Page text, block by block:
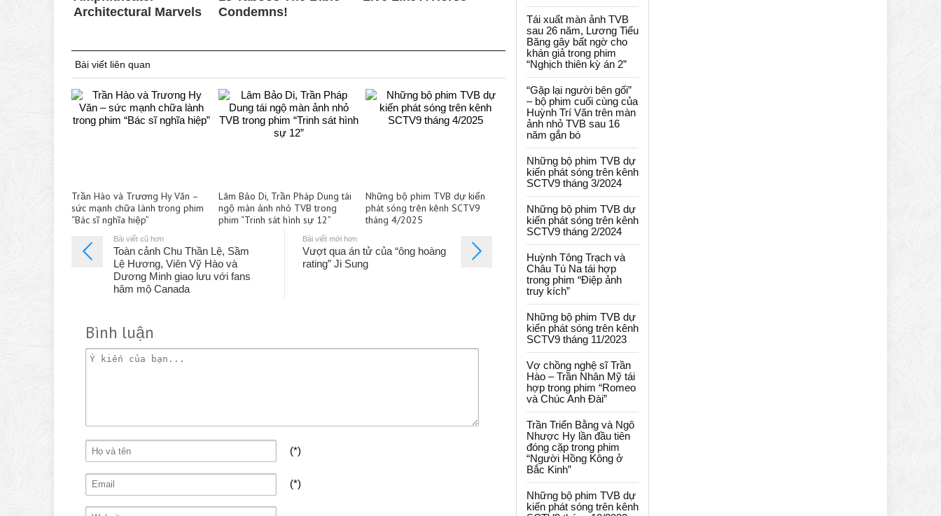
Bài viết liên quan
Trần Hào và Trương Hy Văn –
sức mạnh chữa lành trong phim
“Bác sĩ nghĩa hiệp”
Lâm Bảo Di, Trần Pháp Dung tái
ngộ màn ảnh nhỏ TVB trong
phim “Trinh sát hình sự 12”
Những bộ phim TVB dự kiến
phát sóng trên kênh SCTV9
tháng 4/2025
Bài viết cũ hơn
Toàn cảnh Chu Thần Lệ, Sầm
Lệ Hương, Viên Vỹ Hào và
Dương Minh giao lưu với fans
hâm mộ Canada
Bài viết mới hơn
Vượt qua án tử của “ông hoàng
rating” Ji Sung
Bình luận
(*)
(*)
Tái xuất màn ảnh TVB
sau 26 năm, Lương Tiểu
Băng gây bất ngờ cho
khán giả trong phim
“Nghịch thiên kỳ án 2”
“Gặp lại người bên gối”
– bộ phim cuối cùng của
Huỳnh Trí Văn trên màn
ảnh nhỏ TVB sau 16
năm gắn bó
Những bộ phim TVB dự
kiến phát sóng trên kênh
SCTV9 tháng 3/2024
Những bộ phim TVB dự
kiến phát sóng trên kênh
SCTV9 tháng 2/2024
Huỳnh Tông Trạch và
Châu Tú Na tái hợp
trong phim “Điệp ảnh
truy kích”
Những bộ phim TVB dự
kiến phát sóng trên kênh
SCTV9 tháng 11/2023
Vợ chồng nghệ sĩ Trần
Hào – Trần Nhân Mỹ tái
hợp trong phim “Romeo
và Chúc Anh Đài”
Trần Triển Bằng và Ngô
Nhược Hy lần đầu tiên
đóng cặp trong phim
“Người Hồng Kông ở
Bắc Kinh”
Những bộ phim TVB dự
kiến phát sóng trên kênh